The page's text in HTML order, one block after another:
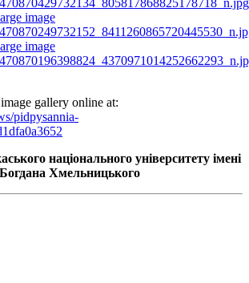
gallery online at:
pidpysannia-
національного університету імені
Богдана Хмельницького